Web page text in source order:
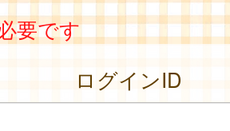
要です
ログインID